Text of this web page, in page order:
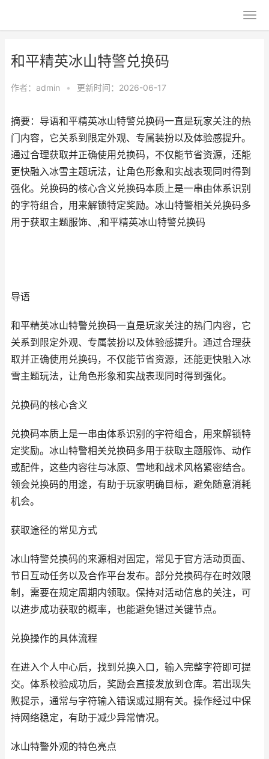
和平精英冰山特警兑换码
作者： admin • 更新时间：2026-06-17
摘要：导语和平精英冰山特警兑换码一直是玩家关注的热
门内容，它关系到限定外观、专属装扮以及体验感提升。
通过合理获取并正确使用兑换码，不仅能节省资源，还能
更快融入冰雪主题玩法，让角色形象和实战表现同时得到
强化。兑换码的核心含义兑换码本质上是一串由体系识别
的字符组合，用来解锁特定奖励。冰山特警相关兑换码多
用于获取主题服饰、,和平精英冰山特警兑换码
导语
和平精英冰山特警兑换码一直是玩家关注的热门内容，它
关系到限定外观、专属装扮以及体验感提升。通过合理获
取并正确使用兑换码，不仅能节省资源，还能更快融入冰
雪主题玩法，让角色形象和实战表现同时得到强化。
兑换码的核心含义
兑换码本质上是一串由体系识别的字符组合，用来解锁特
定奖励。冰山特警相关兑换码多用于获取主题服饰、动作
或配件，这些内容往与冰原、雪地和战术风格紧密结合。
领会兑换码的用途，有助于玩家明确目标，避免随意消耗
机会。
获取途径的常见方式
冰山特警兑换码的来源相对固定，常见于官方活动页面、
节日互动任务以及合作平台发布。部分兑换码存在时效限
制，需要在规定周期内领取。保持对活动信息的关注，可
以进步成功获取的概率，也能避免错过关键节点。
兑换操作的具体流程
在进入个人中心后，找到兑换入口，输入完整字符即可提
交。体系校验成功后，奖励会直接发放到仓库。若出现失
败提示，通常与字符输入错误或过期有关。操作经过中保
持网络稳定，有助于减少异常情况。
冰山特警外观的特色亮点